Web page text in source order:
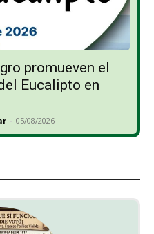
promueven el
Eucalipto en
- 05/08/2026